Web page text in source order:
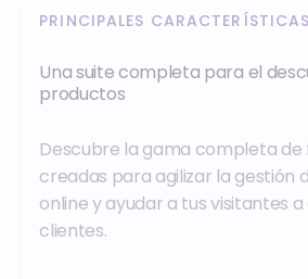
PRINCIPALES CARACTERÍSTICAS
Una suite completa para el
productos
Descubre la gama completa de
creadas para agilizar la gestión
online y ayudar a tus visitantes
clientes.